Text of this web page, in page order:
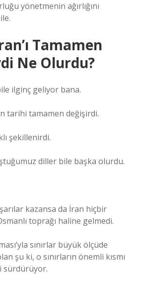
yönetmenin ağırlığını
Tamamen
Ne Olurdu?
ilginç geliyor bana.
tarihi tamamen değişirdi.
şekillenirdi.
diller bile başka olurdu.
kazansa da İran hiçbir
toprağı haline gelmedi.
sınırlar büyük ölçüde
şu ki, o sınırların önemli kısmı
sürdürüyor.